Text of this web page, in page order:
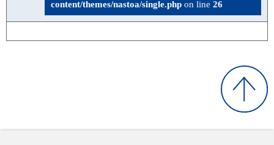
content/themes/nastoa/single.php on line26